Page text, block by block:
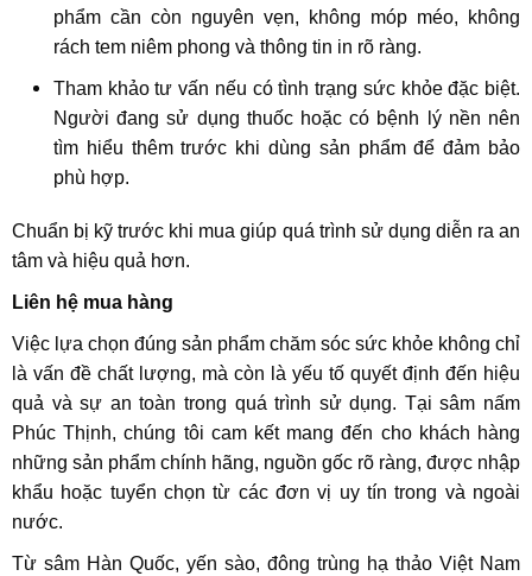
phẩm cần còn nguyên vẹn, không móp méo, không
rách tem niêm phong và thông tin in rõ ràng.
Tham khảo tư vấn nếu có tình trạng sức khỏe đặc biệt.
Người đang sử dụng thuốc hoặc có bệnh lý nền nên
tìm hiểu thêm trước khi dùng sản phẩm để đảm bảo
phù hợp.
Chuẩn bị kỹ trước khi mua giúp quá trình sử dụng diễn ra an
tâm và hiệu quả hơn.
Liên hệ mua hàng
Việc lựa chọn đúng sản phẩm chăm sóc sức khỏe không chỉ
là vấn đề chất lượng, mà còn là yếu tố quyết định đến hiệu
quả và sự an toàn trong quá trình sử dụng. Tại sâm nấm
Phúc Thịnh, chúng tôi cam kết mang đến cho khách hàng
những sản phẩm chính hãng, nguồn gốc rõ ràng, được nhập
khẩu hoặc tuyển chọn từ các đơn vị uy tín trong và ngoài
nước.
Từ sâm Hàn Quốc, yến sào, đông trùng hạ thảo Việt Nam